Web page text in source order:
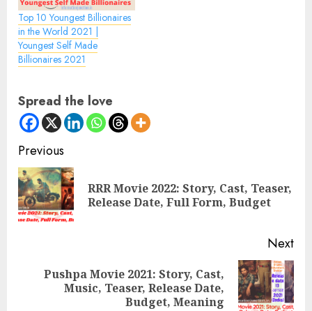
Top 10 Youngest Billionaires
in the World 2021 |
Youngest Self Made
Billionaires 2021
Spread the love
Continue
Reading
Previous
RRR Movie 2022: Story, Cast, Teaser,
Release Date, Full Form, Budget
Next
Next
Pushpa Movie 2021: Story, Cast,
Music, Teaser, Release Date,
Budget, Meaning